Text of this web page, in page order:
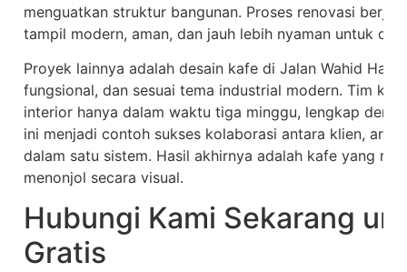
menguatkan struktur bangunan. Proses renovasi
tampil modern, aman, dan jauh lebih nyaman untuk
Proyek lainnya adalah desain kafe di Jalan Wahid
fungsional, dan sesuai tema industrial modern. Tim
interior hanya dalam waktu tiga minggu, lengkap
ini menjadi contoh sukses kolaborasi antara klien,
dalam satu sistem. Hasil akhirnya adalah kafe yang
menonjol secara visual.
Hubungi Kami Sekarang
Gratis